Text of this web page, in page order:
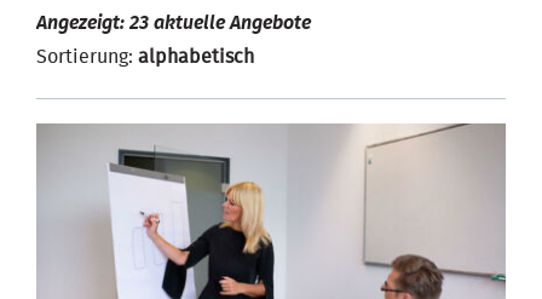
Angezeigt: 23 aktuelle Angebote
Sortierung: alphabetisch